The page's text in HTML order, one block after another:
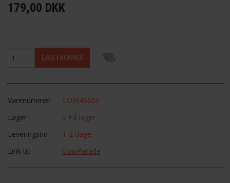
179,00 DKK
Varenummer
COW46650
Lager
På lager
Leveringstid
1-2 dage
Link til:
CowParade